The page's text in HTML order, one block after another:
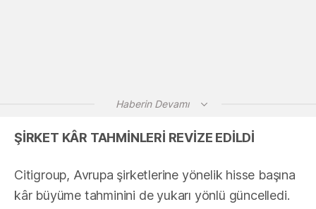
Haberin Devamı
ŞİRKET KÂR TAHMİNLERİ REVİZE EDİLDİ
Citigroup, Avrupa şirketlerine yönelik hisse başına
kâr büyüme tahminini de yukarı yönlü güncelledi.